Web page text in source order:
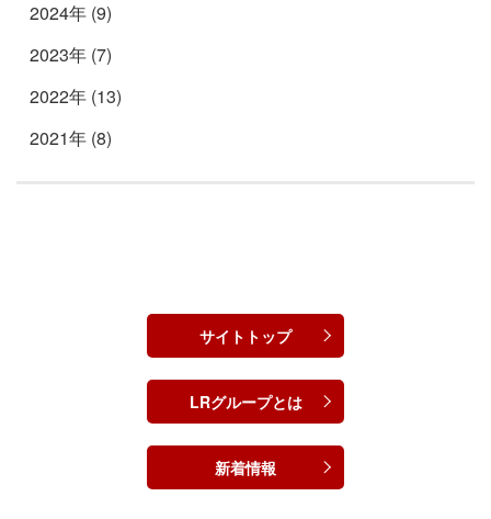
2024年 (9)
2023年 (7)
2022年 (13)
2021年 (8)
サイトトップ
LRグループとは
新着情報